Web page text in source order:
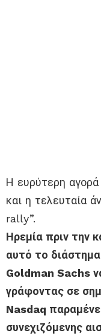
Η ευρύτερη αγορά
και η τελευταία
rally”.
Ηρεμία πριν την
αυτό το
Goldman Sachs
γράφοντας σε
Nasdaq
συνεχιζόμενης